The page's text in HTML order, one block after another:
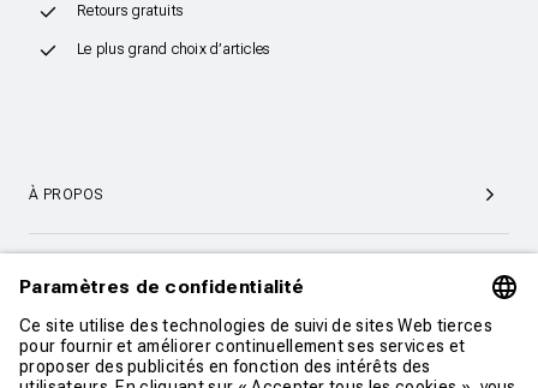
Retours gratuits
Le plus grand choix d’articles
À PROPOS
CONTACT